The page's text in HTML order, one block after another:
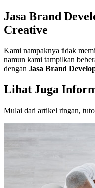
Jasa Brand
Creative
Kami nampaknya tidak
namun kami tampilkan
dengan Jasa Brand
Lihat Juga
Mulai dari artikel ringan,